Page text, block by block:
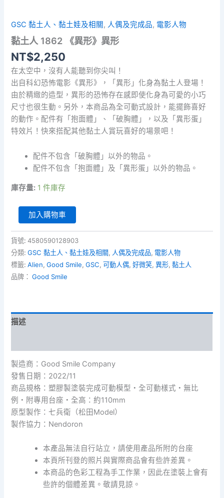
GSC 黏土人、黏土娃及相關, 人偶及完成品, 電影人物
黏土人 1862 《異形》異形
NT$2,250
在太空中，沒有人能聽到你尖叫！
出自科幻恐怖電影《異形》，「異形」化身為黏土人登場！
由於精緻的造型，異形的恐怖存在感即使化身為可愛的小巧
尺寸也很生動。另外，本商品為全可動式設計，能擺飾喜好
的動作。配件有「抱面體」、「破胸體」，以及「異形蛋」
特效片！快來搭配其他黏土人賞玩喜好的場景吧！
配件不包含「破胸體」以外的物品。
配件不包含「抱面體」及「異形蛋」以外的物品。
庫存量: 1 件庫存
人
1862
《異
形》
異
形
加入購物車
貨號:4580590128903
分類:GSC 黏土人、黏土娃及相關 , 人偶及完成品, 電影人物
標籤:Alien,Good Smile,GSC,可動人偶,好微笑,異形,黏土人
品牌：Good Smile
描述
製造商：Good Smile Company
發售日期：2022/11
商品規格：塑膠製塗裝完成可動模型・全可動樣式・無比
例・附專用台座・全高：約110mm
原型製作：七兵衛（松田Model）
製作協力：Nendoron
本產品無法自行站立，請使用產品所附的台座
本頁所刊登的照片與實際商品會有些許差異。
本商品的色彩工程為手工作業，因此在塗裝上會有
些許的個體差異。敬請見諒。